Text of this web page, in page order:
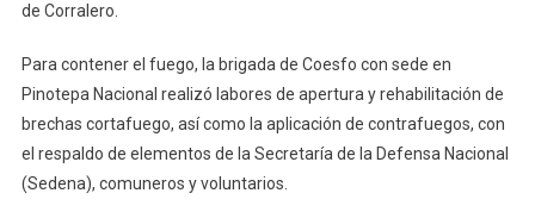
de Corralero.
Para contener el fuego, la brigada de Coesfo con sede en
Pinotepa Nacional realizó labores de apertura y rehabilitación de
brechas cortafuego, así como la aplicación de contrafuegos, con
el respaldo de elementos de la Secretaría de la Defensa Nacional
(Sedena), comuneros y voluntarios.